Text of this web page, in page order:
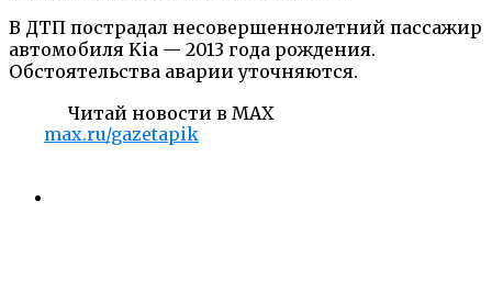
В ДТП пострадал несовершеннолетний пассажир
автомобиля Kia — 2013 года рождения.
Обстоятельства аварии уточняются.
Читай новости в MAX
max.ru/gazetapik